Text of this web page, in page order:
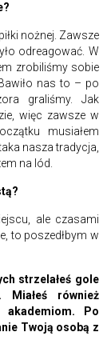
nożnej. Zawsze
odreagować. W
zrobiliśmy sobie
nas to – po
graliśmy. Jak
więc zawsze w
musiałem
nasza tradycja,
na lód.
ale czasami
to poszedłbym w
strzelałeś gole
również
akademiom. Po
Twoją osobą z